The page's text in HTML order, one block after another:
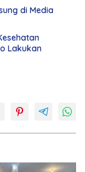
di Media
Lakukan